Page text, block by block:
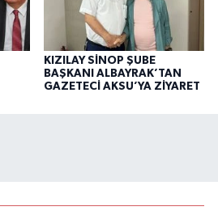
KIZILAY SİNOP ŞUBE
BAŞKANI ALBAYRAK’TAN
GAZETECİ AKSU’YA ZİYARET